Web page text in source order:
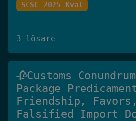
SCSC 2025 Kval
3 lösare
🥀Customs
Package
Friendship,
Falsified Import